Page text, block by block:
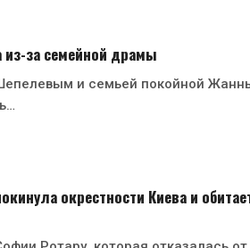
за семейной драмы
и семьей покойной
окрестности Киева и